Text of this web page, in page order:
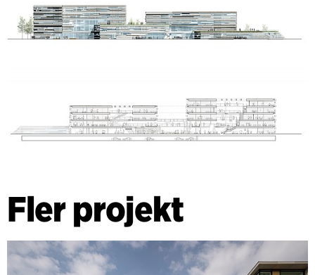
Fler projekt